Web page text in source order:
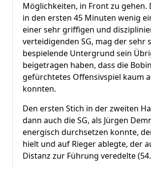
Möglichkeiten, in Front zu gehen.
in den ersten 45 Minuten wenig
einer sehr griffigen und
verteidigenden SG, mag der sehr
bespielende Untergrund sein
beigetragen haben, dass die
gefürchtetes Offensivspiel kaum
konnten.
Den ersten Stich in der zweiten
dann auch die SG, als Jürgen
energisch durchsetzen konnte,
hielt und auf Rieger ablegte, der
Distanz zur Führung veredelte